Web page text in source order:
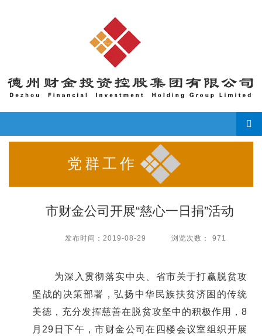
导
党群工作
市财金公司开展“慈心一日捐”活动
发布时间： 2019-08-29 浏览次数： 971
为深入贯彻落实中央、省市关于打赢脱贫攻
坚战的决策部署，弘扬中华民族扶贫济困的传统
美德，充分发挥慈善在脱贫攻坚中的积极作用，8
月29日下午，市财金公司在四楼会议室组织开展